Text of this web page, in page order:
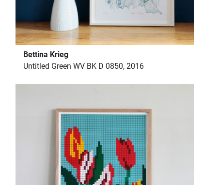
Bettina Krieg
Untitled Green WV BK D 0850, 2016